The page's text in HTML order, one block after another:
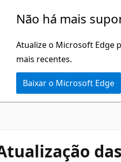
Não há mais
Atualize o Microsoft Edge
mais recentes.
Baixar o Microsoft Edge